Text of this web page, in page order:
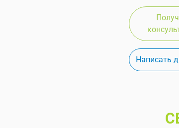
Написать